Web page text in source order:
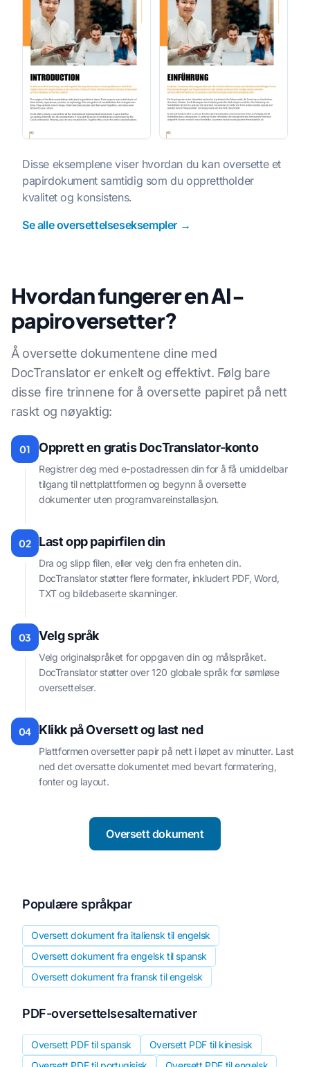
Disse eksemplene viser hvordan du kan oversette et
papirdokument samtidig som du opprettholder
kvalitet og konsistens.
Se alle oversettelseseksempler →
Hvordan fungerer en AI-
papiroversetter?
Å oversette dokumentene dine med
DocTranslator er enkelt og effektivt. Følg bare
disse fire trinnene for å oversette papiret på nett
raskt og nøyaktig:
01 Opprett en gratis DocTranslator-konto
Registrer deg med e-postadressen din for å få umiddelbar
tilgang til nettplattformen og begynn å oversette
dokumenter uten programvareinstallasjon.
02 Last opp papirfilen din
Dra og slipp filen, eller velg den fra enheten din.
DocTranslator støtter flere formater, inkludert PDF, Word,
TXT og bildebaserte skanninger.
03 Velg språk
Velg originalspråket for oppgaven din og målspråket.
DocTranslator støtter over 120 globale språk for sømløse
oversettelser.
04 Klikk på Oversett og last ned
Plattformen oversetter papir på nett i løpet av minutter. Last
ned det oversatte dokumentet med bevart formatering,
fonter og layout.
Oversett dokument
Populære språkpar
Oversett dokument fra italiensk til engelsk
Oversett dokument fra engelsk til spansk
Oversett dokument fra fransk til engelsk
PDF-oversettelsesalternativer
Oversett PDF til spansk
Oversett PDF til kinesisk